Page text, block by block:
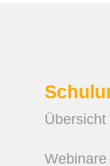
Übersicht
Webinare